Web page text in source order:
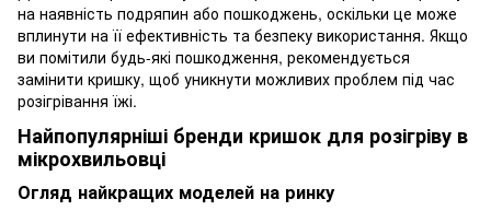
на наявність подряпин або пошкоджень, оскільки це може
вплинути на її ефективність та безпеку використання. Якщо
ви помітили будь-які пошкодження, рекомендується
замінити кришку, щоб уникнути можливих проблем під час
розігрівання їжі.
Найпопулярніші бренди кришок для розігріву в
мікрохвильовці
Огляд найкращих моделей на ринку